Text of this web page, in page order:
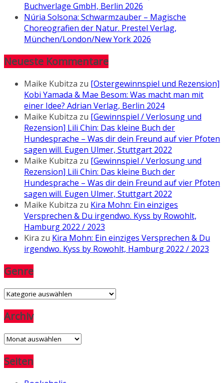
Buchverlage GmbH, Berlin 2026
Núria Solsona: Schwarmzauber – Magische
Choreografien der Natur. Prestel Verlag,
München/London/New York 2026
Neueste Kommentare
Maike Kubitza zu [Ostergewinnspiel und Rezension]
Kobi Yamada & Mae Besom: Was macht man mit
einer Idee? Adrian Verlag, Berlin 2024
Maike Kubitza zu [Gewinnspiel / Verlosung und
Rezension] Lili Chin: Das kleine Buch der
Hundesprache – Was dir dein Freund auf vier Pfoten
sagen will. Eugen Ulmer, Stuttgart 2022
Maike Kubitza zu [Gewinnspiel / Verlosung und
Rezension] Lili Chin: Das kleine Buch der
Hundesprache – Was dir dein Freund auf vier Pfoten
sagen will. Eugen Ulmer, Stuttgart 2022
Maike Kubitza zu Kira Mohn: Ein einziges
Versprechen & Du irgendwo. Kyss by Rowohlt,
Hamburg 2022 / 2023
Kira zu Kira Mohn: Ein einziges Versprechen & Du
irgendwo. Kyss by Rowohlt, Hamburg 2022 / 2023
Genre
Genre
Archiv
Archiv
Seiten